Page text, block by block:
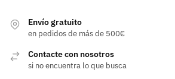
Las
opciones
se
Envío gratuito
en pedidos de más de 500€
Contacte con nosotros
si no encuentra lo que busca